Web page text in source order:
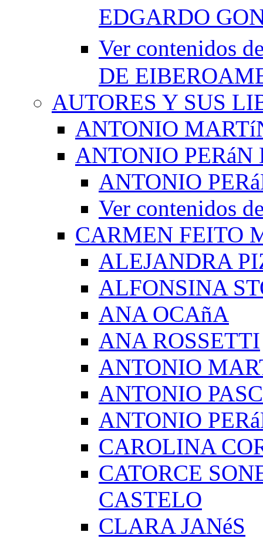
EDGARDO
Ver contenidos
DE
AUTORES Y SUS
ANTONIO
ANTONIO PERáN
ANTONIO
Ver contenidos
CARMEN FEITO
ALEJANDRA
ALFONSINA
ANA OCAñA
ANA ROSSETTI
ANTONIO
ANTONIO
ANTONIO
CAROLINA
CATORCE
CASTELO
CLARA JANéS